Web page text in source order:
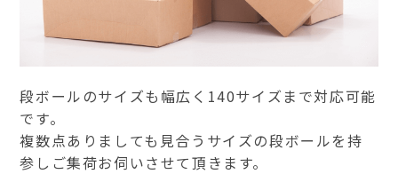
段ボールのサイズも幅広く140サイズまで対応可能
です。
複数点ありましても見合うサイズの段ボールを持
参しご集荷お伺いさせて頂きます。